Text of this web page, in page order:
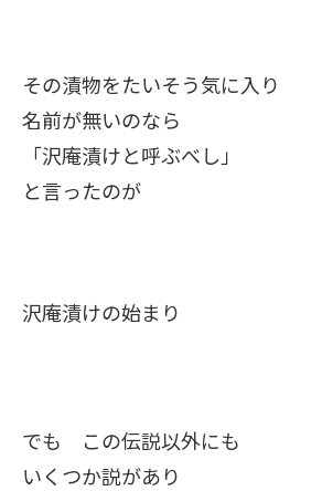
その漬物をたいそう気に入り
名前が無いのなら
「沢庵漬けと呼ぶべし」
と言ったのが
沢庵漬けの始まり
でも この伝説以外にも
いくつか説があり